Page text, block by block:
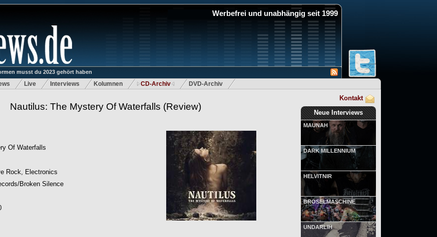
Werbefrei und unabhängig seit 1999
musst du 2023 gehört haben
Live Interviews Kolumnen CD-Archiv DVD-Archiv
Kontakt
Neue Interviews
MAUNAH
DARK MILLENNIUM
HELVITNIR
BRÖSELMASCHINE
UNDARLIH
Nautilus: The Mystery Of Waterfalls (Review)
Of Waterfalls
Rock, Electronics
Broken Silence